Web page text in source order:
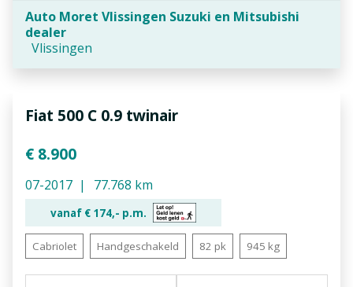
Auto Moret Vlissingen Suzuki en Mitsubishi
dealer
Vlissingen
Fiat 500 C 0.9 twinair
€ 8.900
07-2017 77.768 km
vanaf € 174,- p.m.
Cabriolet Handgeschakeld 82 pk 945 kg